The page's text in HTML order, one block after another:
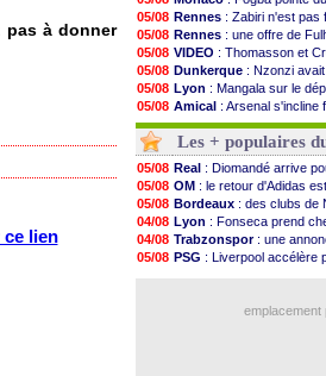
pas à donner
lien
05/08 Rennes : Zabiri n'est pas
05/08 Rennes : une offre de
05/08 VIDEO : Thomasson et
05/08 Dunkerque : Nzonzi
05/08 Lyon : Mangala sur le
05/08 Amical : Arsenal s'incline
05/08 Amical: lourde défaite
05/08
Man City: Maresca flou
05/08 LdC: Fenerbahçe prend
05/08 Al-Diriyah: Mbemba
05/08 Atletico: le plan
05/08 Amical: premier succès
05/08 VIDEO: le joli but de
05/08 CdM 2030: une
05/08 PSG : la compo pour le
: l'OM domine Al-
Les + populaires
05/08 Real : Diomandé arrive
05/08 OM : le retour d'Adidas
05/08 Bordeaux : des clubs de
04/08 Lyon : Fonseca prend
04/08 Trabzonspor : une
05/08 PSG : Liverpool accélère
emplacement